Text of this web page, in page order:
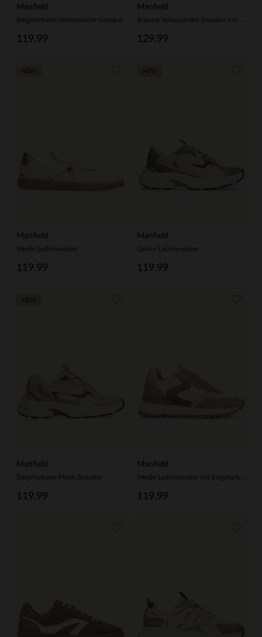
Manfield
Beigefarbene Veloursleder-Sneaker
119.99
Manfield
129.99
Manfield
Weiße Ledersneaker
119.99
Manfield
Grüne Ledersneaker
119.99
Manfield
Beigefarbene Mesh-Sneaker
119.99
Manfield
119.99